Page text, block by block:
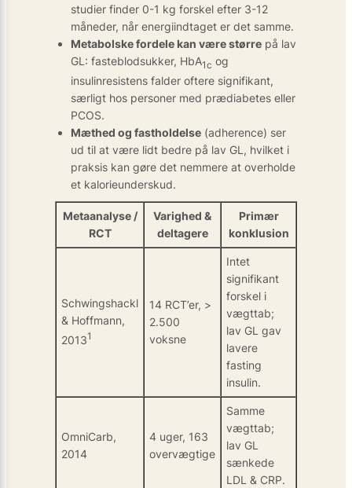
studier finder 0-1 kg forskel efter 3-12
måneder, når energiindtaget er det samme.
Metabolske fordele kan være større på lav
GL: fasteblodsukker, HbA1c og
insulinresistens falder oftere signifikant,
særligt hos personer med prædiabetes eller
PCOS.
Mæthed og fastholdelse (adherence) ser
ud til at være lidt bedre på lav GL, hvilket i
praksis kan gøre det nemmere at overholde
et kalorieunderskud.
Metaanalyse /
RCT
Varighed &
deltagere
Primær
konklusion
Schwingshackl
& Hoffmann,
20131
14 RCT’er, >
2.500
voksne
Intet
signifikant
forskel i
vægttab;
lav GL gav
lavere
fasting
insulin.
OmniCarb,
2014
4 uger, 163
overvægtige
Samme
vægttab;
lav GL
sænkede
LDL & CRP.